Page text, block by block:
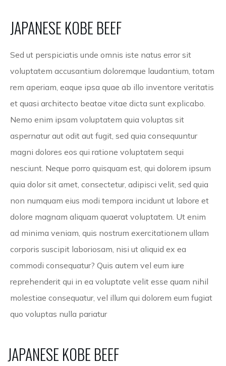
JAPANESE KOBE BEEF
Sed ut perspiciatis unde omnis iste natus error sit
voluptatem accusantium doloremque laudantium, totam
rem aperiam, eaque ipsa quae ab illo inventore veritatis
et quasi architecto beatae vitae dicta sunt explicabo.
Nemo enim ipsam voluptatem quia voluptas sit
aspernatur aut odit aut fugit, sed quia consequuntur
magni dolores eos qui ratione voluptatem sequi
nesciunt. Neque porro quisquam est, qui dolorem ipsum
quia dolor sit amet, consectetur, adipisci velit, sed quia
non numquam eius modi tempora incidunt ut labore et
dolore magnam aliquam quaerat voluptatem. Ut enim
ad minima veniam, quis nostrum exercitationem ullam
corporis suscipit laboriosam, nisi ut aliquid ex ea
commodi consequatur? Quis autem vel eum iure
reprehenderit qui in ea voluptate velit esse quam nihil
molestiae consequatur, vel illum qui dolorem eum fugiat
quo voluptas nulla pariatur
JAPANESE KOBE BEEF